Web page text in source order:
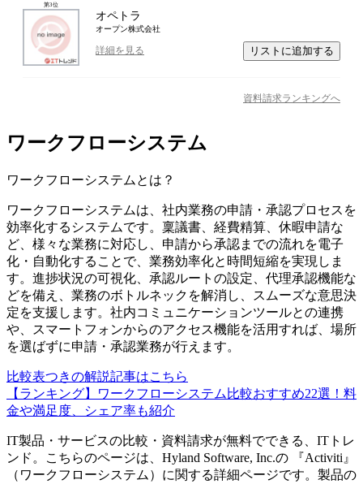
第3位
オペトラ
オープン株式会社
詳細を見る リストに追加する
資料請求ランキングへ
ワークフローシステム
ワークフローシステム とは？
ワークフローシステムは、社内業務の申請・承認プロセスを
効率化するシステムです。稟議書、経費精算、休暇申請な
ど、様々な業務に対応し、申請から承認までの流れを電子
化・自動化することで、業務効率化と時間短縮を実現しま
す。進捗状況の可視化、承認ルートの設定、代理承認機能な
どを備え、業務のボトルネックを解消し、スムーズな意思決
定を支援します。社内コミュニケーションツールとの連携
や、スマートフォンからのアクセス機能を活用すれば、場所
を選ばずに申請・承認業務が行えます。
比較表つきの解説記事はこちら
【ランキング】ワークフローシステム比較おすすめ22選！料
金や満足度、シェア率も紹介
IT製品・サービスの比較・資料請求が無料でできる、ITトレ
ンド。こちらのページは、 Hyland Software, Inc.の 『Activiti 』
（ ワークフローシステム ）に関する詳細ページです。製品の